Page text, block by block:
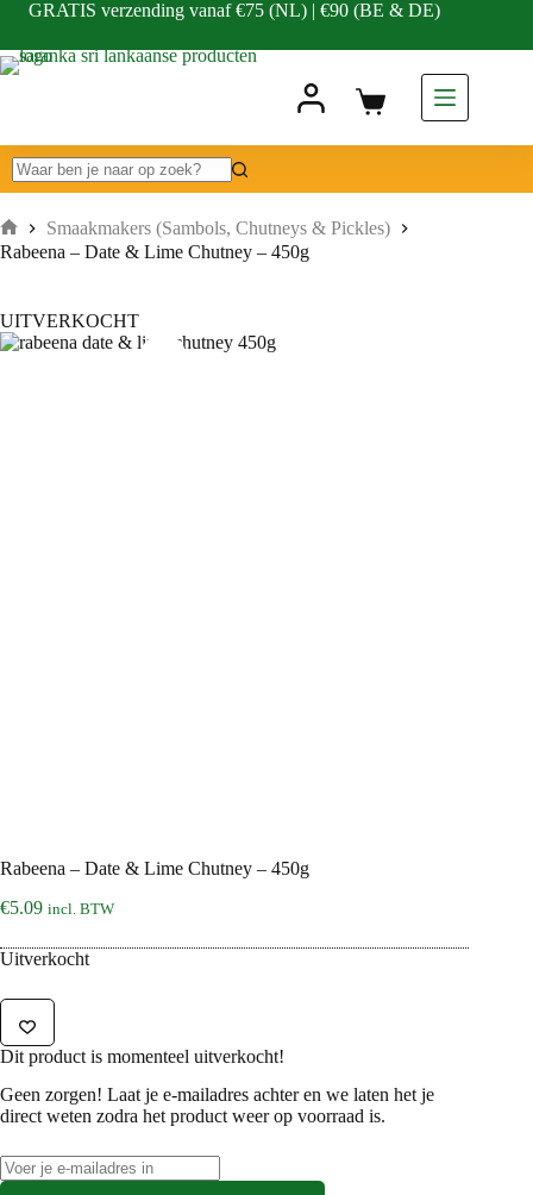
GRATIS verzending vanaf €75 (NL) | €90 (BE & DE)
Smaakmakers (Sambols, Chutneys & Pickles)
Rabeena – Date & Lime Chutney – 450g
UITVERKOCHT
Rabeena – Date & Lime Chutney – 450g
€5.09 incl. BTW
Uitverkocht
Dit product is momenteel uitverkocht!
Geen zorgen! Laat je e-mailadres achter en we laten het je
direct weten zodra het product weer op voorraad is.